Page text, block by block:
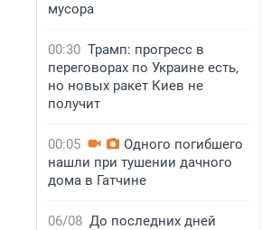
мусора
00:30 Трамп: прогресс в
переговорах по Украине есть,
но новых ракет Киев не
получит
00:05
Одного погибшего
нашли при тушении дачного
дома в Гатчине
06/08 До последних дней